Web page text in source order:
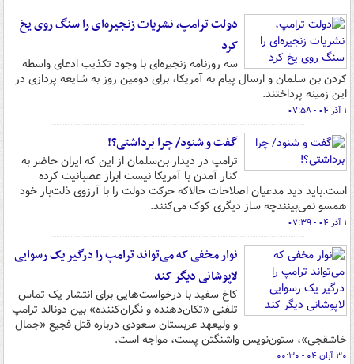
دولت ترامپ، نشریات زنجیره‌ای را سنگ روی یخ
کرد
سه روزنامه زنجیره‌ای با وجود تکذیب ادعای واسطه
کردن بن سلمان و ارسال پیام به آمریکا، برای دومین روز به شایعه پردازی در
این زمینه پرداختند.
۱ آذر ۰۴ - ۰۷:۵۸
گفت و شنود/ چرا برداشتی؟!
ترامپ در دیدار بن‌سلمان از این که ایران حاضر به
کنار آمدن با آمریکا نیست ابراز عصبانیت کرده
است.باید دید مدعیان اصلاحات حالاکه حرکت دولت را با آرزوی ذلت‌بار خود
همسو نمی‌بینندچه ساز دیگری کوک می‌کنند.
۱ آذر ۰۴ - ۰۷:۳۹
نوار مخفی که می‌تواند ترامپ را درگیر یک رسوایی
لاپوشانی دیگر کند
کاخ سفید با درخواست‌هایی برای انتشار یک تماس
تلفنی «تکان‌دهنده و نگران‌کننده» بین دونالد ترامپ
و ولیعهد عربستان سعودی درباره قتل فجیع «جمال
خاشقجی»، ستون‌نویس واشنگتن پست، مواجه است.
۳۰ آبان ۰۴ - ۰۰:۳۰